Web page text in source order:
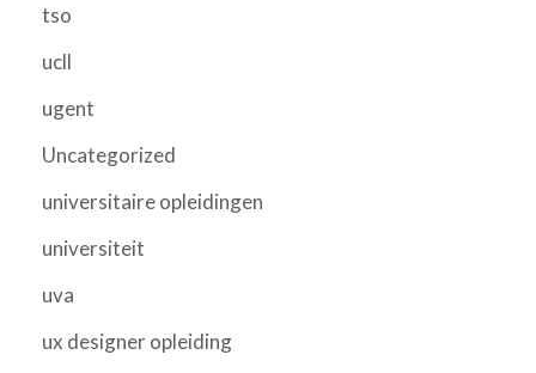
tso
ucll
ugent
Uncategorized
universitaire opleidingen
universiteit
uva
ux designer opleiding